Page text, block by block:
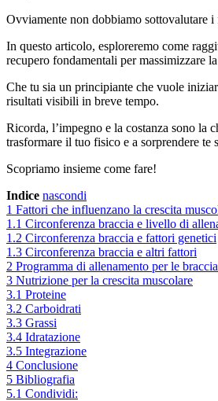
Ovviamente non dobbiamo sottovalutare
In questo articolo, esploreremo come
recupero fondamentali per massimizzare
Che tu sia un principiante che vuole
risultati visibili in breve tempo.
Ricorda, l’impegno e la costanza sono la
trasformare il tuo fisico e a sorprendere te
Scopriamo insieme come fare!
Indice nascondi
1 Fattori che influenzano la crescita
1.1 Circonferenza braccia e livello di
1.2 Circonferenza braccia e fattori genetici
1.3 Circonferenza braccia e altri fattori
2 Programma di allenamento per le braccia
3 Nutrizione per la crescita muscolare
3.1 Proteine
3.2 Carboidrati
3.3 Grassi
3.4 Idratazione
3.5 Integrazione
4 Conclusione
5 Bibliografia
5.1 Condividi: